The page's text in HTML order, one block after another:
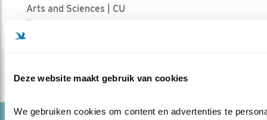
Deze website maakt gebruik van cookies
We gebruiken cookies om content en advertenties te
Arts and Sciences | CU
Denver.
http://fashioningfeathers.info/murderous-millinery/